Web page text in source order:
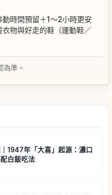
時間預留＋1〜2小時更安
物與好走的鞋（運動鞋／
為準。
1947年「大喜」起源：濃口
白飯吃法